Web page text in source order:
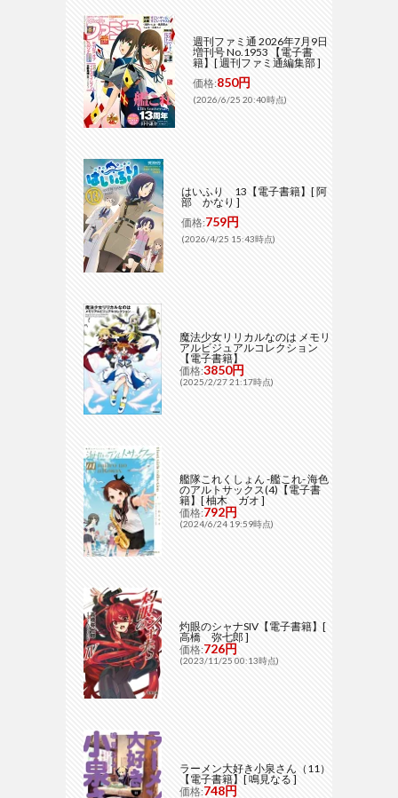
週刊ファミ通 2026年7月9日
増刊号 No.1953 【電子書
籍】[ 週刊ファミ通編集部 ]
価格:850円
(2026/6/25 20:40時点)
はいふり 13【電子書籍】[ 阿
部 かなり ]
価格:759円
(2026/4/25 15:43時点)
魔法少女リリカルなのは メモリ
アルビジュアルコレクション
【電子書籍】
価格:3850円
(2025/2/27 21:17時点)
艦隊これくしょん -艦これ- 海色
のアルトサックス(4)【電子書
籍】[ 柚木 ガオ ]
価格:792円
(2024/6/24 19:59時点)
灼眼のシャナSIV【電子書籍】[
高橋 弥七郎 ]
価格:726円
(2023/11/25 00:13時点)
ラーメン大好き小泉さん（11）
【電子書籍】[ 鳴見なる ]
価格:748円